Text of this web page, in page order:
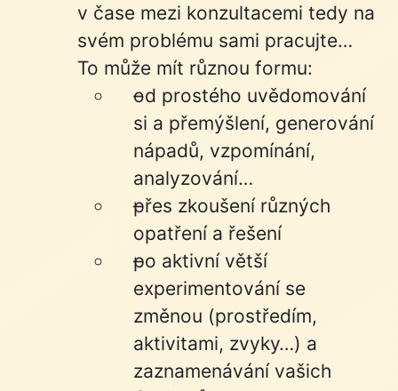
v čase mezi konzultacemi tedy na
svém problému sami pracujte…
To může mít různou formu:
od prostého uvědomování
si a přemýšlení, generování
nápadů, vzpomínání,
analyzování…
přes zkoušení různých
opatření a řešení
po aktivní větší
experimentování se
změnou (prostředím,
aktivitami, zvyky…) a
zaznamenávání vašich